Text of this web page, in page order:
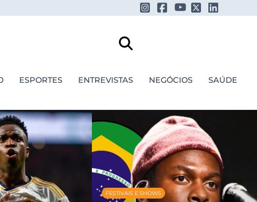
ESPORTES ENTREVISTAS NEGÓCIOS SAÚDE
FESTIVAIS E SHOWS